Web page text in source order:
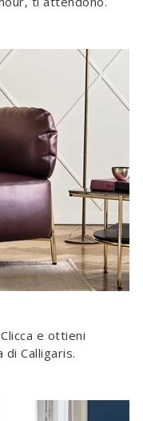
e ottieni
Calligaris.